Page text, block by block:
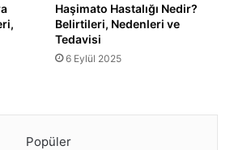
Haşimato Hastalığı Nedir?
Belirtileri, Nedenleri ve
Tedavisi
6 Eylül 2025
Popüler